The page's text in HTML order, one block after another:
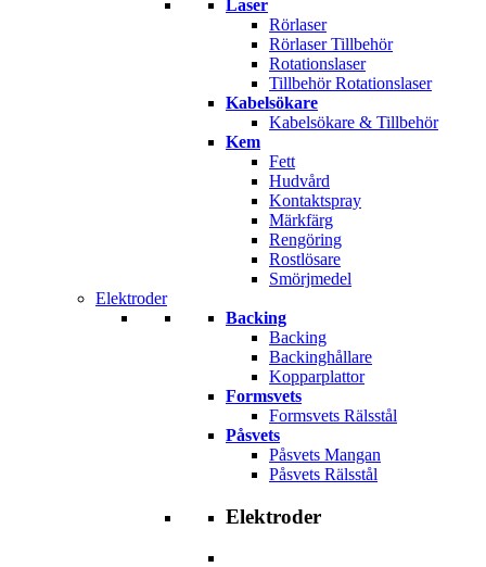
Laser
Rörlaser
Rörlaser Tillbehör
Rotationslaser
Tillbehör Rotationslaser
Kabelsökare
Kabelsökare & Tillbehör
Kem
Fett
Hudvård
Kontaktspray
Märkfärg
Rengöring
Rostlösare
Smörjmedel
Elektroder
Backing
Backing
Backinghållare
Kopparplattor
Formsvets
Formsvets Rälsstål
Påsvets
Påsvets Mangan
Påsvets Rälsstål
Elektroder